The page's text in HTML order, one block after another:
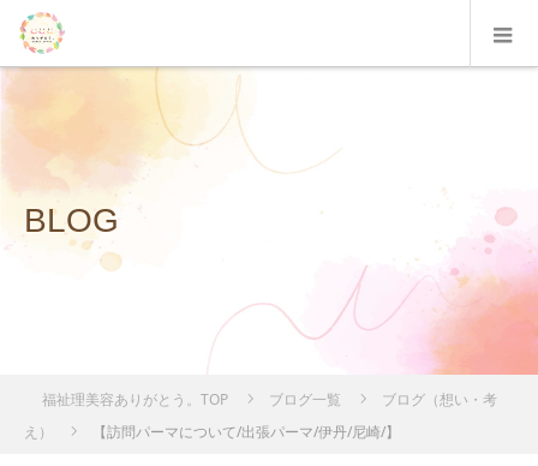
BLOG
福祉理美容ありがとう。TOP ブログ一覧
ブログ（想い・考
え）
【訪問パーマについて/出張パーマ/伊丹/尼崎/】